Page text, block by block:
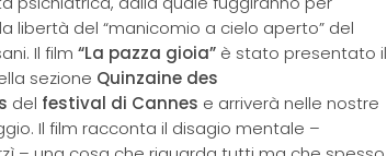
libertà del “manicomio a cielo aperto” del
Il film “La pazza gioia” è stato presentato il
sezione Quinzaine des
del festival di Cannes e arriverà nelle nostre
Il film racconta il disagio mentale –